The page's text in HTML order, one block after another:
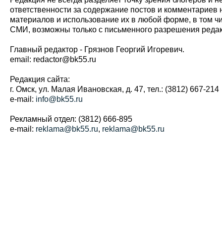
ответственности за содержание постов и комментариев
материалов и использование их в любой форме, в том
СМИ, возможны только с письменного разрешения
Главный редактор - Грязнов Георгий Игоревич.
email: redactor@bk55.ru
Редакция сайта:
г. Омск, ул. Малая Ивановская, д. 47, тел.: (3812) 667-214
e-mail: info@bk55.ru
Рекламный отдел: (3812) 666-895
e-mail: reklama@bk55.ru, reklama@bk55.ru